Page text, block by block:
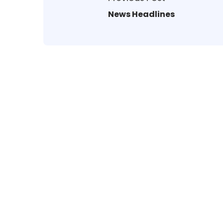
News Headlines